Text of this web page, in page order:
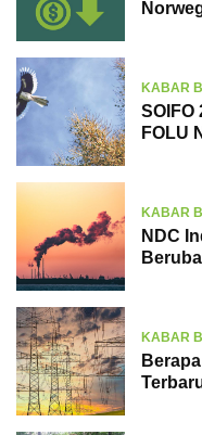
KABAR
SOIFO
FOLU
KABAR
NDC
KABAR